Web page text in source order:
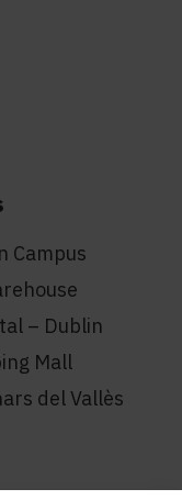
Campus
– Dublin
Mall
del Vallès